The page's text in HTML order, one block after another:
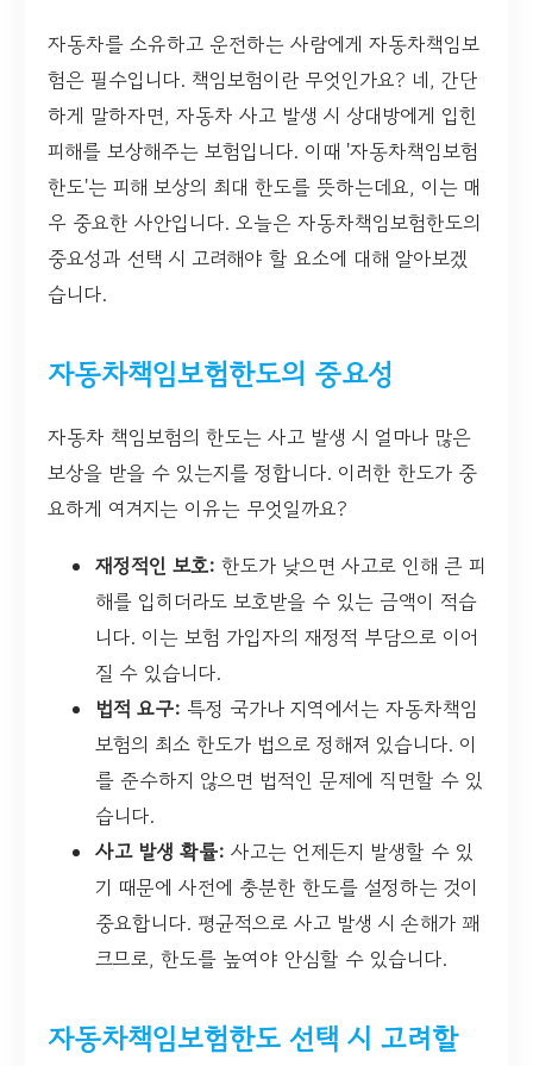
자동차를 소유하고 운전하는 사람에게 자동차책임보
험은 필수입니다. 책임보험이란 무엇인가요? 네, 간단
하게 말하자면, 자동차 사고 발생 시 상대방에게 입힌
피해를 보상해주는 보험입니다. 이때 '자동차책임보험
한도'는 피해 보상의 최대 한도를 뜻하는데요, 이는 매
우 중요한 사안입니다. 오늘은 자동차책임보험한도의
중요성과 선택 시 고려해야 할 요소에 대해 알아보겠
습니다.
자동차책임보험한도의 중요성
자동차 책임보험의 한도는 사고 발생 시 얼마나 많은
보상을 받을 수 있는지를 정합니다. 이러한 한도가 중
요하게 여겨지는 이유는 무엇일까요?
재정적인 보호: 한도가 낮으면 사고로 인해 큰 피
해를 입히더라도 보호받을 수 있는 금액이 적습
니다. 이는 보험 가입자의 재정적 부담으로 이어
질 수 있습니다.
법적 요구: 특정 국가나 지역에서는 자동차책임
보험의 최소 한도가 법으로 정해져 있습니다. 이
를 준수하지 않으면 법적인 문제에 직면할 수 있
습니다.
사고 발생 확률: 사고는 언제든지 발생할 수 있
기 때문에 사전에 충분한 한도를 설정하는 것이
중요합니다. 평균적으로 사고 발생 시 손해가 꽤
크므로, 한도를 높여야 안심할 수 있습니다.
자동차책임보험한도 선택 시 고려할